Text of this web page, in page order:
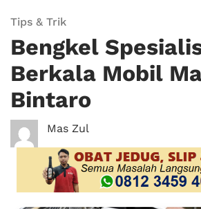
Tips & Trik
Bengkel
Berkala Mobil
Bintaro
Mas Zul